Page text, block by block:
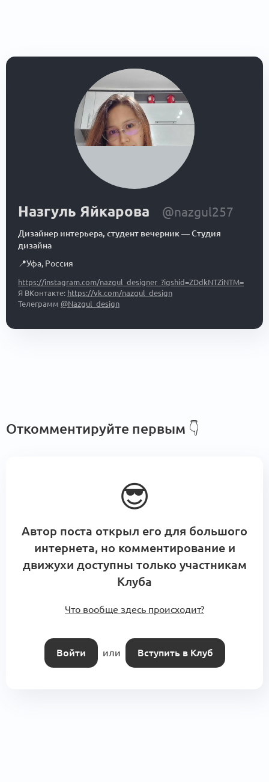
Назгуль Яйкарова @nazgul257
Дизайнер интерьера, студент вечерник —Студия
дизайна
📍Уфа, Россия
https://instagram.com/nazgul_designer_?igshid=ZDdkNTZiNTM=
Я ВКонтакте: https://vk.com/nazgul_design
Телеграмм @Nazgul_design
Откомментируйте первым 👇
😎
Автор поста открыл его для большого
интернета, но комментирование и
движухи доступны только участникам
Клуба
Что вообще здесь происходит?
Войти или Вступить в Клуб